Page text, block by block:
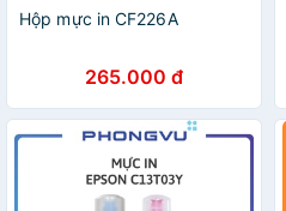
Hộp mực in CF226A
265.000 đ